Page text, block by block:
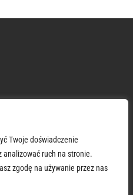
Twoje doświadczenie
analizować ruch na stronie.
zgodę na używanie przez nas